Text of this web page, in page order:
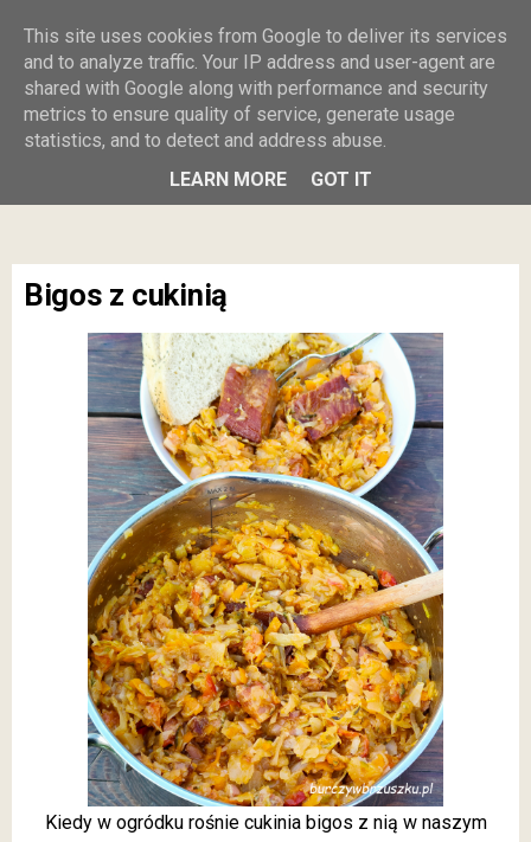
Burczy w
brzuszku
Bigos z cukinią
Kiedy w ogródku rośnie cukinia bigos z nią w naszym
This site uses cookies from Google to deliver its services
and to analyze traffic. Your IP address and user-agent are
shared with Google along with performance and security
metrics to ensure quality of service, generate usage
statistics, and to detect and address abuse.
LEARN MORE
GOT IT